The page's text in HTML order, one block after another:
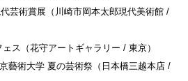
芸術賞展（川崎市岡本太郎現代美術館 /
ス（花守アートギャラリー / 東京）
藝術大学 夏の芸術祭（日本橋三越本店 /